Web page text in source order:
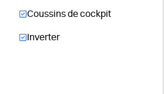
Coussins de cockpit
Inverter